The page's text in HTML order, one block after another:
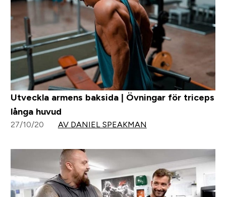
Utveckla armens baksida | Övningar för triceps
långa huvud
27/10/20 AV DANIEL SPEAKMAN